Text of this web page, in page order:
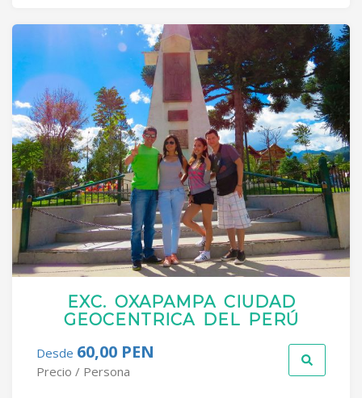
EXC. OXAPAMPA CIUDAD
GEOCENTRICA DEL PERÚ
Desde 60,00 PEN
Precio / Persona